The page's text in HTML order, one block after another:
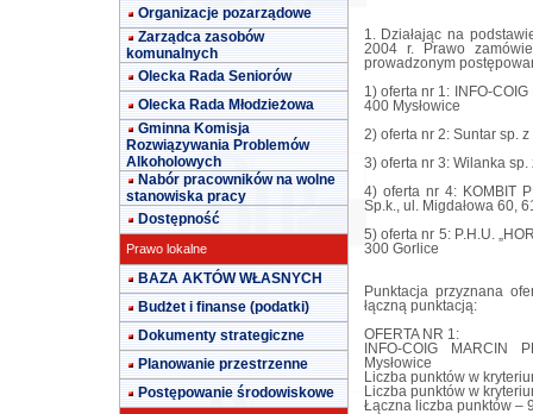
Organizacje pozarządowe
Zarządca zasobów
komunalnych
Olecka Rada Seniorów
Olecka Rada Młodzieżowa
Gminna Komisja
Rozwiązywania Problemów
Alkoholowych
Nabór pracowników na wolne
stanowiska pracy
Dostępność
Prawo lokalne
BAZA AKTÓW WŁASNYCH
Budżet i finanse (podatki)
Dokumenty strategiczne
Planowanie przestrzenne
Postępowanie środowiskowe
1. Działając na
2004 r. Prawo
prowadzonym
1) oferta nr 1: INFO-
400 Mysłowice
2) oferta nr 2: Suntar sp.
3) oferta nr 3: Wilanka
4) oferta nr 4: KOMBIT
Sp.k., ul. Migdałowa 60,
5) oferta nr 5: P.H.U.
300 Gorlice
Punktacja przyznana
łączną punktacją:
OFERTA NR 1:
INFO-COIG MARCIN
Mysłowice
Liczba punktów w
Liczba punktów w
Łączna liczba punktów –